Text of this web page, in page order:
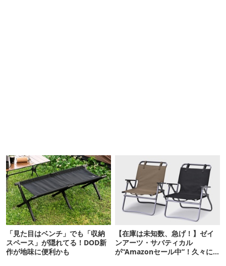
「見た目はベンチ」でも「収納
スペース」が隠れてる！DOD新
作が地味に便利かも
【在庫は未知数、急げ！】ゼイ
ンアーツ・サバティカル
が“Amazonセール中”！久々に